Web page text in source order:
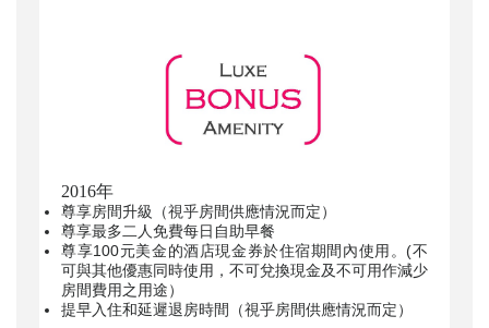
2016年
尊享房間升級（視乎房間供應情況而定）
尊享最多二人免費每日自助早餐
尊享100元美金的酒店現金券於住宿期間內使用。(不
可與其他優惠同時使用，不可兌換現金及不可用作減少
房間費用之用途）
提早入住和延遲退房時間（視乎房間供應情況而定）